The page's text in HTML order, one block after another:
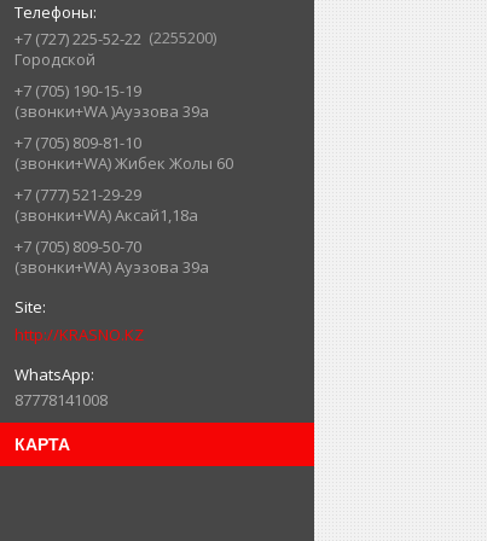
+7 (727) 225-52-22 2255200
Городской
+7 (705) 190-15-19
(звонки+WA )Ауэзова 39а
+7 (705) 809-81-10
(звонки+WA) Жибек Жолы 60
+7 (777) 521-29-29
(звонки+WA) Аксай1,18а
+7 (705) 809-50-70
(звонки+WA) Ауэзова 39а
http://KRASNO.KZ
87778141008
КАРТА